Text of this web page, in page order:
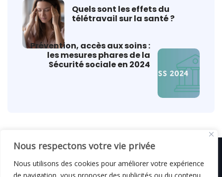
Nous respectons votre vie privée
Nous utilisons des cookies pour améliorer votre expérience
Quels sont les effets du
télétravail sur la santé ?
Prévention, accès aux soins :
les mesures phares de la
Sécurité sociale en 2024